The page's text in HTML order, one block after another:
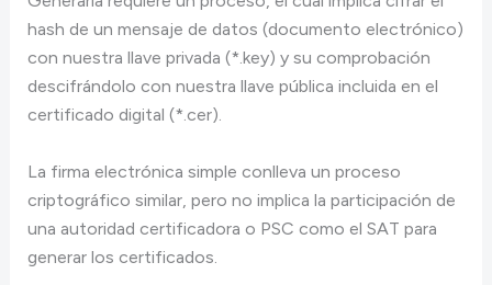
hash de un mensaje de datos (documento electrónico)
con nuestra llave privada (*.key) y su comprobación
descifrándolo con nuestra llave pública incluida en el
certificado digital (*.cer).
La firma electrónica simple conlleva un proceso
criptográfico similar, pero no implica la participación de
una autoridad certificadora o PSC como el SAT para
generar los certificados.